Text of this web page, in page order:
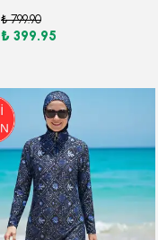
₺ 799.90
₺ 399.95